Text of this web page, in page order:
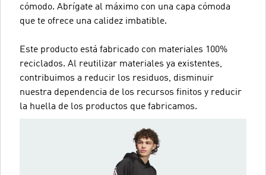
cómodo. Abrígate al máximo con una capa cómoda
que te ofrece una calidez imbatible.
Este producto está fabricado con materiales 100%
reciclados. Al reutilizar materiales ya existentes,
contribuimos a reducir los residuos, disminuir
nuestra dependencia de los recursos finitos y reducir
la huella de los productos que fabricamos.